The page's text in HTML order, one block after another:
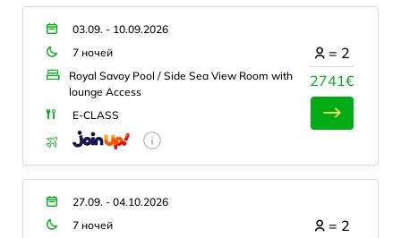
03.09. - 10.09.2026
7 ночей
Royal Savoy Pool / Side Sea View Room with
lounge Access
E-CLASS
2741€
= 2
27.09. - 04.10.2026
7 ночей
= 2